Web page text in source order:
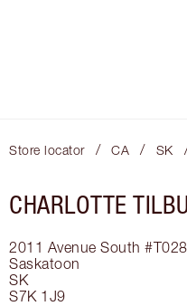
Store locator / CA / SK
CHARLOTTE
2011 Avenue South
Saskatoon
SK
S7K 1J9